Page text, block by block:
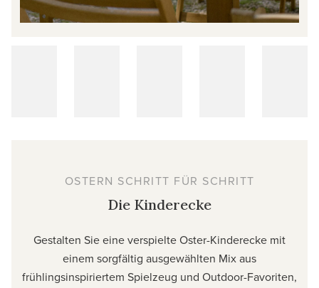
OSTERN SCHRITT FÜR SCHRITT
Die Kinderecke
Gestalten Sie eine verspielte Oster-Kinderecke mit
einem sorgfältig ausgewählten Mix aus
frühlingsinspiriertem Spielzeug und Outdoor-Favoriten,